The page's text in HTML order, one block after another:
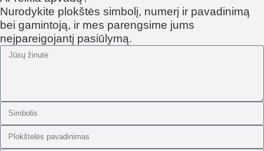
Nurodykite plokštės simbolį, numerį ir pavadinimą
bei gamintoją, ir mes parengsime jums
neįpareigojantį pasiūlymą.